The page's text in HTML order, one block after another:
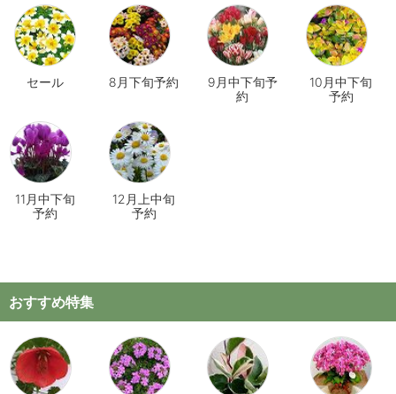
セール 8月下旬予約
9月中下旬予
約
10月中下旬
予約
11月中下旬
予約
12月上中旬
予約
おすすめ特集